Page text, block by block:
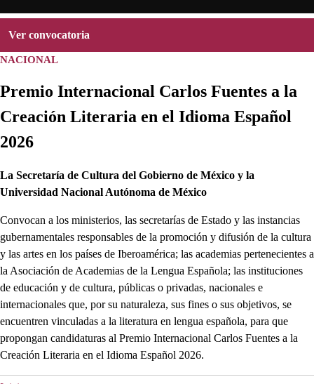
Ver convocatoria
NACIONAL
Premio Internacional Carlos Fuentes a la
Creación Literaria en el Idioma Español
2026
La Secretaría de Cultura del Gobierno de México y la
Universidad Nacional Autónoma de México
Convocan a los ministerios, las secretarías de Estado y las instancias
gubernamentales responsables de la promoción y difusión de la cultura
y las artes en los países de Iberoamérica; las academias pertenecientes a
la Asociación de Academias de la Lengua Española; las instituciones
de educación y de cultura, públicas o privadas, nacionales e
internacionales que, por su naturaleza, sus fines o sus objetivos, se
encuentren vinculadas a la literatura en lengua española, para que
propongan candidaturas al Premio Internacional Carlos Fuentes a la
Creación Literaria en el Idioma Español 2026.